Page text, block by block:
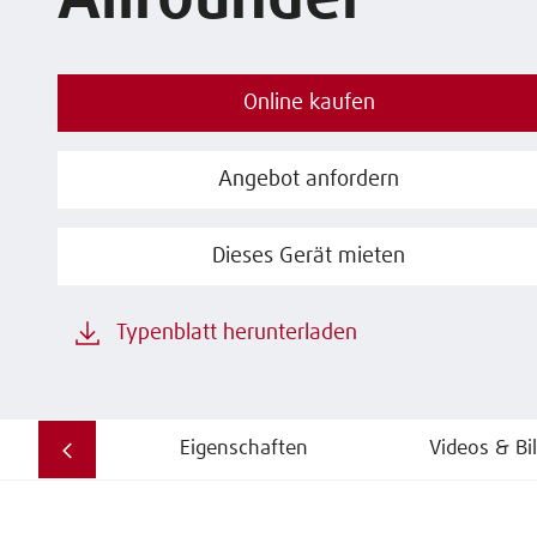
Online kaufen
Angebot anfordern
Dieses Gerät mieten
Typenblatt herunterladen
Eigenschaften Videos &